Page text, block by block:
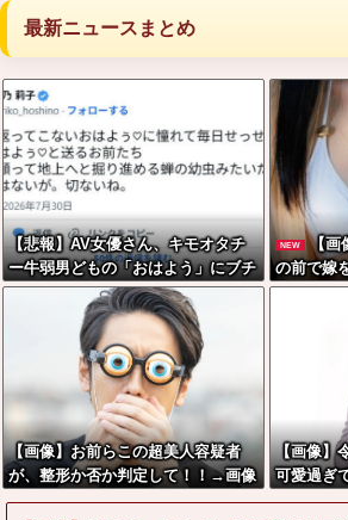
最新ニュースまとめ
【悲報】AV女優さん、キモオタチ
ー牛弱男どもの「おはよう」にブチ
ギレｗｗｗ
NEW
【画
の前で嫁
【画像】お前らこの超美人容疑者
が、整形か否か判定して！！→画像
がこちらw w w w w w w w w w
【画像】
可愛過ぎ
りw w w